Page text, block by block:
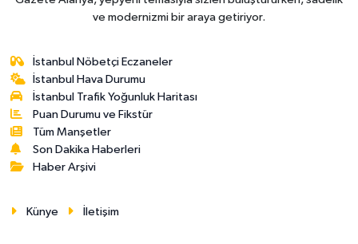
ve modernizmi bir araya getiriyor.
İstanbul Nöbetçi Eczaneler
İstanbul Hava Durumu
İstanbul Trafik Yoğunluk Haritası
Puan Durumu ve Fikstür
Tüm Manşetler
Son Dakika Haberleri
Haber Arşivi
Künye İletişim